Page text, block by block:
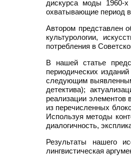
дискурса моды 1960-
охватывающие период
Автором представлен
культурологии,
потребления в
В нашей статье
периодических
следующим выявленным
детектива);
реализации элементов
из перечисленных
Используя методы
диалогичность,
Результаты нашего
лингвистическая